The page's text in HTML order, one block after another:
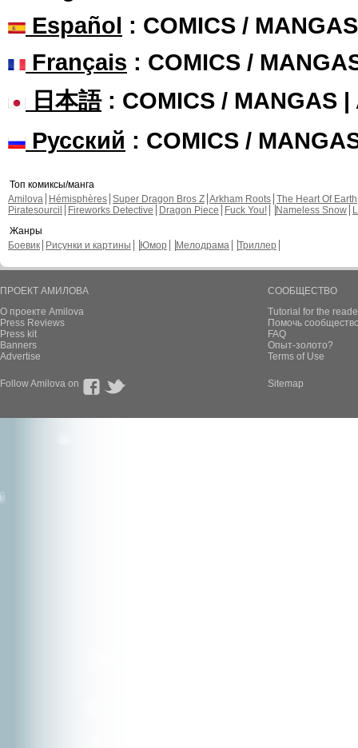
Español : COMICS /
Français : COMICS /
日本語: COMICS / MANGAS |
Русский : COMICS /
Топ комиксы/манга
Amilova
Hémisphères Super Dragon Bros Z Arkham Roots The Heart Of Earth
Piratesourcil
Fireworks Detective Dragon Piece Fuck You! Nameless Snow
Жанры
Боевик
Рисунки и картины Юмор Мелодрама Триллер
ПРОЕКТ АМИЛОВА
О проекте Amilova
Press Reviews
Press kit
Banners
Advertise
СООБЩЕСТВО
Tutorial for the
Помочь
FAQ
Опыт-золото?
Terms of Use
Follow Amilova on Sitemap